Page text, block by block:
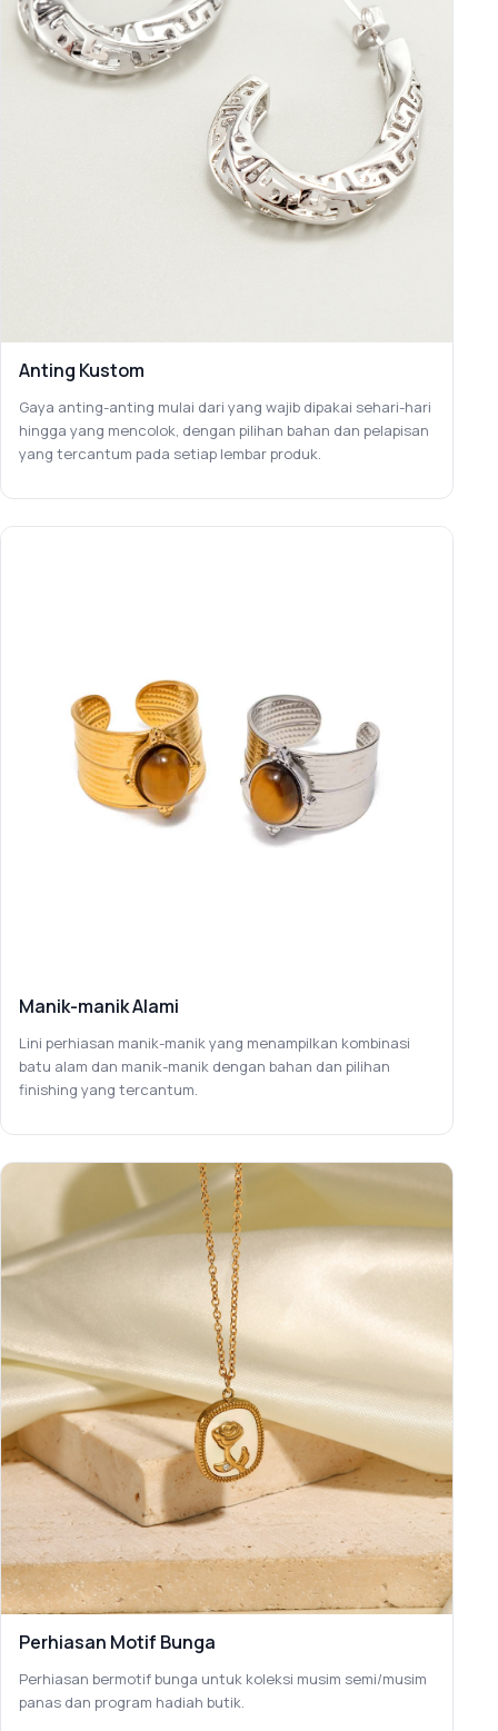
Anting Kustom
Gaya anting-anting mulai dari yang wajib dipakai sehari-hari
hingga yang mencolok, dengan pilihan bahan dan pelapisan
yang tercantum pada setiap lembar produk.
Manik-manik Alami
Lini perhiasan manik-manik yang menampilkan kombinasi
batu alam dan manik-manik dengan bahan dan pilihan
finishing yang tercantum.
Perhiasan Motif Bunga
Perhiasan bermotif bunga untuk koleksi musim semi/musim
panas dan program hadiah butik.